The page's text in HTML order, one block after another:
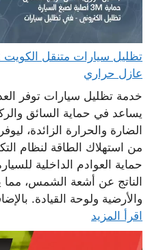
عازل حراري
خدمة تظليل سيارات توفر
يساعد في حماية السائق
الضارة والحرارة الزائدة،
من استهلاك الطاقة لنظام
حماية العوادم الداخلية
الناتج عن أشعة الشمس،
والأرضية ولوحة القيادة.
اقرأ المزيد